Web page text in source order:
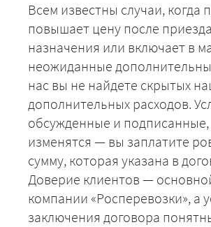
Всем известны случаи, когда
повышает цену после
назначения или включает в
неожиданные
нас вы не найдете скрытых
дополнительных расходов.
обсужденные и подписанные,
изменятся — вы заплатите
сумму, которая указана в
Доверие клиентов —
компании «Росперевозки», а
заключения договора